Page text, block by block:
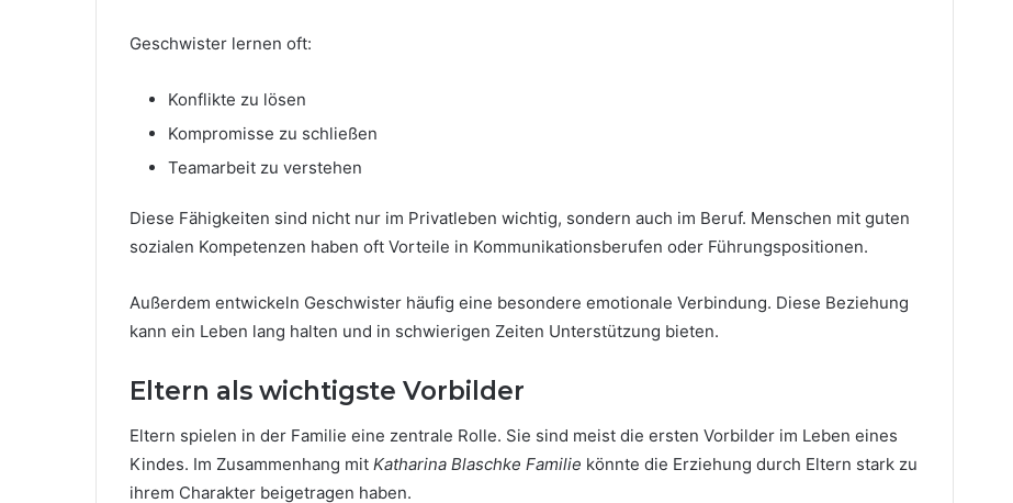
Geschwister lernen oft:
Konflikte zu lösen
Kompromisse zu schließen
Teamarbeit zu verstehen
Diese Fähigkeiten sind nicht nur im Privatleben wichtig, sondern auch im Beruf. Menschen mit guten
sozialen Kompetenzen haben oft Vorteile in Kommunikationsberufen oder Führungspositionen.
Außerdem entwickeln Geschwister häufig eine besondere emotionale Verbindung. Diese Beziehung
kann ein Leben lang halten und in schwierigen Zeiten Unterstützung bieten.
Eltern als wichtigste Vorbilder
Eltern spielen in der Familie eine zentrale Rolle. Sie sind meist die ersten Vorbilder im Leben eines
Kindes. Im Zusammenhang mit Katharina Blaschke Familie könnte die Erziehung durch Eltern stark zu
ihrem Charakter beigetragen haben.